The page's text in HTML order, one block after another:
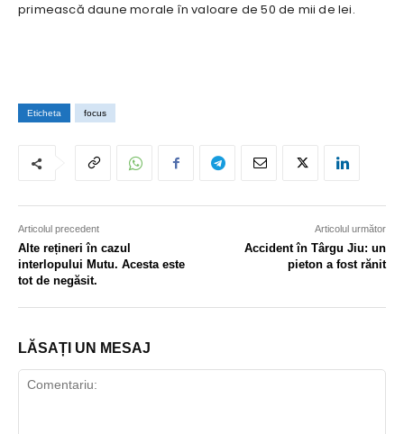
primească daune morale în valoare de 50 de mii de lei.
Eticheta focus
Articolul precedent
Alte rețineri în cazul
interlopului Mutu. Acesta este
tot de negăsit.
Articolul următor
Accident în Târgu Jiu: un
pieton a fost rănit
LĂSAȚI UN MESAJ